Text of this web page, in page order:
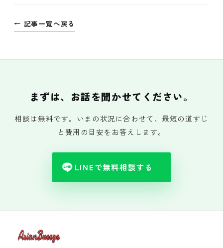
← 記事一覧へ戻る
まずは、お話を聞かせてください。
相談は無料です。いまの状況に合わせて、最短の道すじ
と費用の目安をお答えします。
LINEで無料相談する